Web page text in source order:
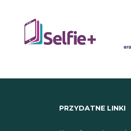
PRZYDATNE LINKI